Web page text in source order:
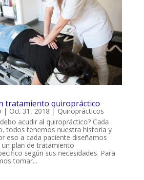
tratamiento quiropráctico
| Oct 31, 2018 | Quiroprácticos
acudir al quiropráctico? Cada
todos tenemos nuestra historia y
eso a cada paciente diseñamos
plan de tratamiento
según sus necesidades. Para
tomar...